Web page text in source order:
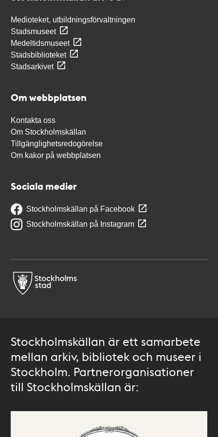
Medioteket, utbildningsförvaltningen
Stadsmuseet
Medeltidsmuseet
Stadsbiblioteket
Stadsarkivet
Om webbplatsen
Kontakta oss
Om Stockholmskällan
Tillgänglighetsredogörelse
Om kakor på webbplatsen
Sociala medier
Stockholmskällan på Facebook
Stockholmskällan på Instagram
Stockholmskällan är ett samarbete
mellan arkiv, bibliotek och museer i
Stockholm. Partnerorganisationer
till Stockholmskällan är: